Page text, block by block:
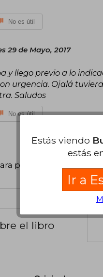
No es útil
29 de Mayo, 2017
y llego previo a lo
urgencia. Ojalá
Saludos
No es útil
poder agregar tu
el libro
Estás viendo
estás
Ir a